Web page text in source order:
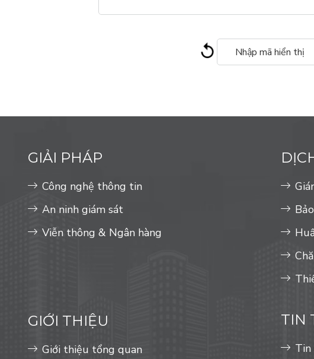
GIẢI PHÁP
Công nghệ thông tin
An ninh giám sát
Viễn thông & Ngân hàng
GIỚI THIỆU
Giới thiệu tổng quan
TIN
Tin